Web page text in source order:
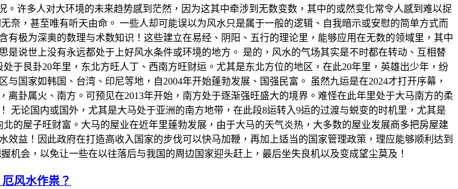
许多人对大环境的未来趋势感到茫然，因为这其中牵涉到无数变数，其中的或然变化常令人感到难以捉
奈，甚至唯有听天由命。 一些人却可能误以为风水只是属于一般的逻辑、自我暗示或安慰的简单方式而
极为深奥的数理与术数知识！这些建立在易经、阴阳、五行的理论里，能够应用在无数的领域里，其中
是说世上没有永远都处于上好风水条件或环境的地方。 是的，风水的气场其实是不时都在转动、互相替
于艮卦20年里，东北方旺人丁、西南方旺财运。尤其是东北方位的地区，在此20年里，英雄出少年，纷
国家如韩国、台湾、印尼等地，自2004年开始蓬勃发展、国强民富。 虽然九运是在2024才打开序幕，
卦属火、南方。可预见在2013年开始，南方处于逐渐强旺盛大的境界。难怪在此年里处于大马南方的柔
论国内或国外，尤其是大马处于亚洲的南方地带，在此段8运转入9运的过渡与蜕变的时机里，尤其是
的屋子旺财富。大马的屋业在近年里蓬勃发展，由于大马的天气炎热，大多数的屋业发展商多把房屋建
益！因此政府在打造高收入国家的步伐可以快马加鞭，再加上适当的国家管理政策，理应能够顺利达到
会，以免让一些在以往落后与我国的周边国家迎头赶上，最后坐失良机以及变成望尘莫及！
风水作祟？